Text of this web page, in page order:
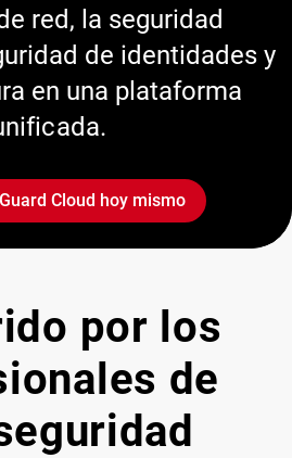
red, la seguridad
de identidades y
en una plataforma
Cloud hoy mismo
por los
de